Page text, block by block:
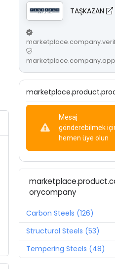
TAŞKAZAN
Mesaj
gönderebilmek
hemen üye olun
orycompany
Carbon Steels (126)
Structural Steels (53)
Tempering Steels (48)